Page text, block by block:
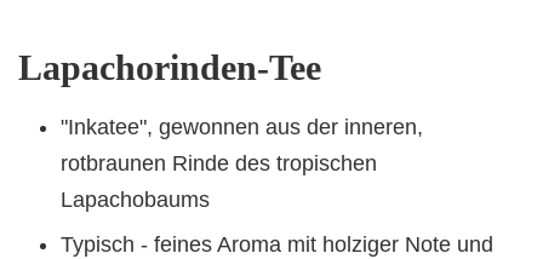
Lapachorinden-Tee
"Inkatee", gewonnen aus der inneren,
rotbraunen Rinde des tropischen
Lapachobaums
Typisch - feines Aroma mit holziger Note und